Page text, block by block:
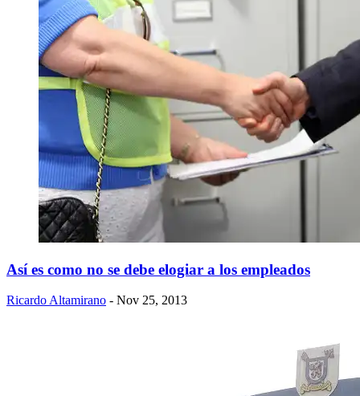
Así es como no se debe elogiar a los empleados
Ricardo Altamirano - Nov 25, 2013